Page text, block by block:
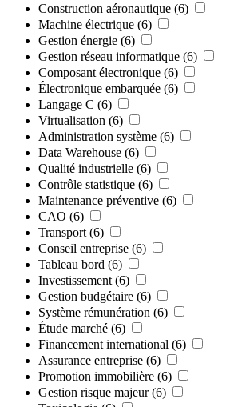
Construction aéronautique (6)
Machine électrique (6)
Gestion énergie (6)
Gestion réseau informatique (6)
Composant électronique (6)
Électronique embarquée (6)
Langage C (6)
Virtualisation (6)
Administration système (6)
Data Warehouse (6)
Qualité industrielle (6)
Contrôle statistique (6)
Maintenance préventive (6)
CAO (6)
Transport (6)
Conseil entreprise (6)
Tableau bord (6)
Investissement (6)
Gestion budgétaire (6)
Système rémunération (6)
Étude marché (6)
Financement international (6)
Assurance entreprise (6)
Promotion immobilière (6)
Gestion risque majeur (6)